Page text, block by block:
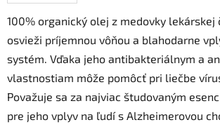
100% organický olej z medovky lekárskej
osvieži príjemnou vôňou a blahodarne
systém. Vďaka jeho antibakteriálnym a
vlastnostiam môže pomôcť pri liečbe
Považuje sa za najviac študovaným
pre jeho vplyv na ľudí s Alzheimerovou